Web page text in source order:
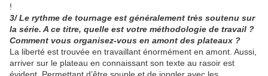
!
3/ Le rythme de tournage est généralement très soutenu sur
la série. A ce titre, quelle est votre méthodologie de travail ?
Comment vous organisez-vous en amont des plateaux ?
La liberté est trouvée en travaillant énormément en amont. Aussi,
arriver sur le plateau en connaissant son texte au rasoir est